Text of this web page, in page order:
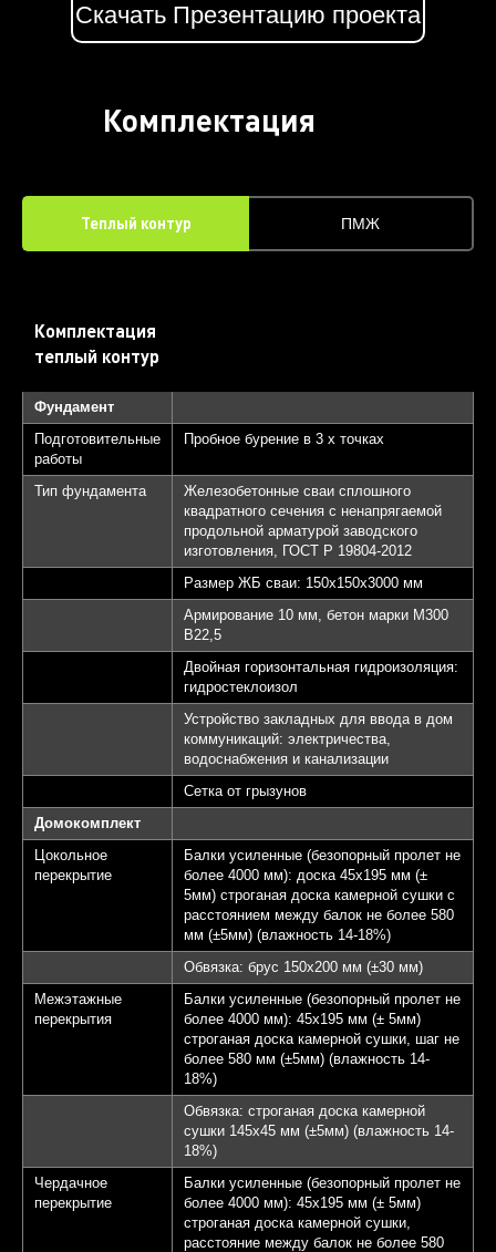
Скачать Презентацию проекта
Комплектация
Теплый контур ПМЖ
Комплектация
теплый контур
Фундамент
Подготовительные
работы
Пробное бурение в 3 х точках
Тип фундамента
Железобетонные сваи сплошного
квадратного сечения с ненапрягаемой
продольной арматурой заводского
изготовления, ГОСТ Р 19804-2012
Размер ЖБ сваи: 150х150х3000 мм
Армирование 10 мм, бетон марки М300
B22,5
Двойная горизонтальная гидроизоляция:
гидростеклоизол
Устройство закладных для ввода в дом
коммуникаций: электричества,
водоснабжения и канализации
Сетка от грызунов
Домокомплект
Цокольное
перекрытие
Балки усиленные (безопорный пролет не
более 4000 мм): доска 45х195 мм (±
5мм) строганая доска камерной сушки с
расстоянием между балок не более 580
мм (±5мм) (влажность 14-18%)
Обвязка: брус 150х200 мм (±30 мм)
Межэтажные
перекрытия
Балки усиленные (безопорный пролет не
более 4000 мм): 45х195 мм (± 5мм)
строганая доска камерной сушки, шаг не
более 580 мм (±5мм) (влажность 14-
18%)
Обвязка: строганая доска камерной
сушки 145х45 мм (±5мм) (влажность 14-
18%)
Чердачное
перекрытие
Балки усиленные (безопорный пролет не
более 4000 мм): 45х195 мм (± 5мм)
строганая доска камерной сушки,
расстояние между балок не более 580